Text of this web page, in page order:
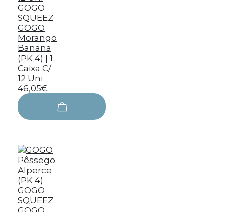
GOGO
SQUEEZ
GOGO
Morango
Banana
(PK 4) | 1
Caixa C/
12 Uni
46,05€
GOGO
SQUEEZ